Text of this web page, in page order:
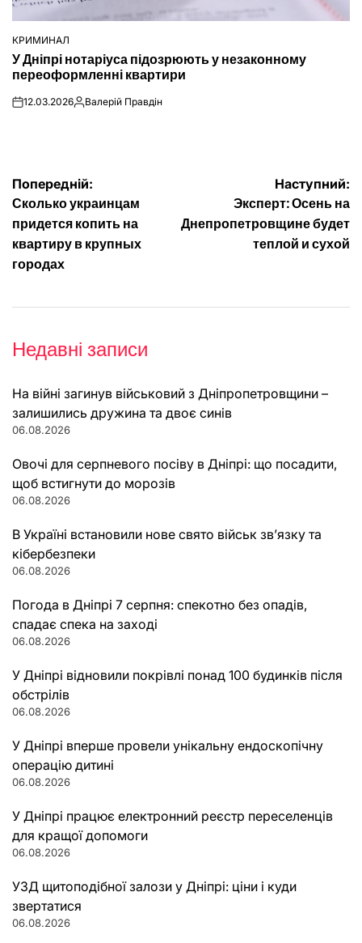
ОПУБЛІКУВАТИ
У
КРИМИНАЛ
У Дніпрі нотаріуса підозрюють у незаконному
переоформленні квартири
on12.03.2026Опубліковано
Валерій Правдін
Навігація
записів
Попередній:
Сколько украинцам
придется копить на
квартиру в крупных
городах
Наступний:
Эксперт: Осень на
Днепропетровщине будет
теплой и сухой
Недавні записи
На війні загинув військовий з Дніпропетровщини –
залишились дружина та двоє синів
06.08.2026
Овочі для серпневого посіву в Дніпрі: що посадити,
щоб встигнути до морозів
06.08.2026
В Україні встановили нове свято військ зв’язку та
кібербезпеки
06.08.2026
Погода в Дніпрі 7 серпня: спекотно без опадів,
спадає спека на заході
06.08.2026
У Дніпрі відновили покрівлі понад 100 будинків після
обстрілів
06.08.2026
У Дніпрі вперше провели унікальну ендоскопічну
операцію дитині
06.08.2026
У Дніпрі працює електронний реєстр переселенців
для кращої допомоги
06.08.2026
УЗД щитоподібної залози у Дніпрі: ціни і куди
звертатися
06.08.2026